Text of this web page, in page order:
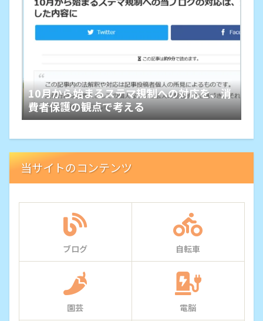
10月から始まるステマ規制への対応を、消
費者保護の観点で考える
当サイトのコンテンツ
ブログ 自転車
園芸 電脳